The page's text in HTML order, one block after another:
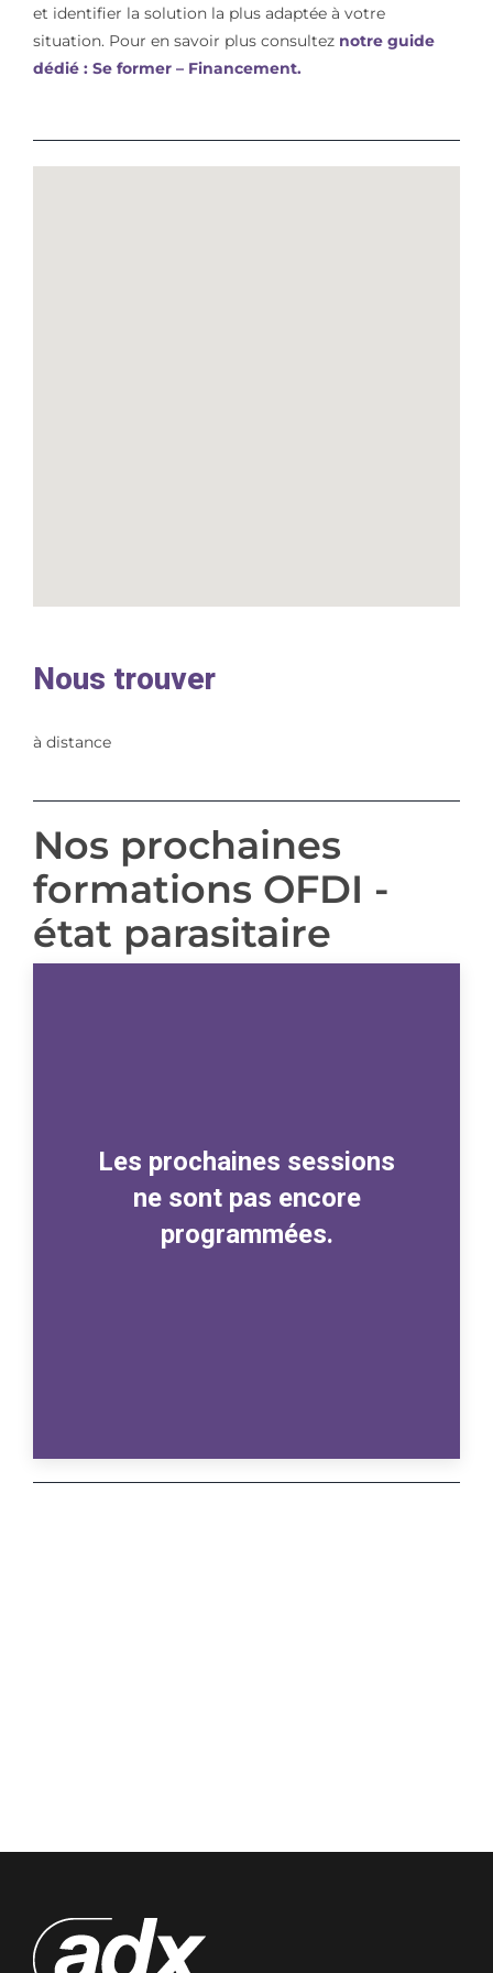
et identifier la solution la plus adaptée à votre
situation. Pour en savoir plus consulteznotre guide
dédié : Se former – Financement.
Nous trouver
à distance
Nos prochaines
formations OFDI -
état parasitaire
Les prochaines sessions
ne sont pas encore
programmées.